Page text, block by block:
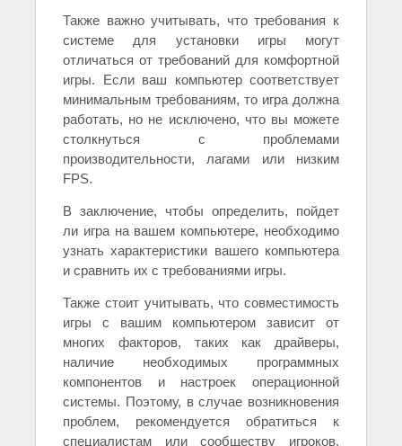
Также важно учитывать, что требования к
системе для установки игры могут
отличаться от требований для комфортной
игры. Если ваш компьютер соответствует
минимальным требованиям, то игра должна
работать, но не исключено, что вы можете
столкнуться с проблемами
производительности, лагами или низким
FPS.
В заключение, чтобы определить, пойдет
ли игра на вашем компьютере, необходимо
узнать характеристики вашего компьютера
и сравнить их с требованиями игры.
Также стоит учитывать, что совместимость
игры с вашим компьютером зависит от
многих факторов, таких как драйверы,
наличие необходимых программных
компонентов и настроек операционной
системы. Поэтому, в случае возникновения
проблем, рекомендуется обратиться к
специалистам или сообществу игроков,